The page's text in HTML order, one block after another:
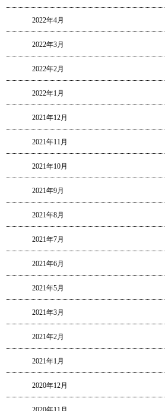
2022年4月
2022年3月
2022年2月
2022年1月
2021年12月
2021年11月
2021年10月
2021年9月
2021年8月
2021年7月
2021年6月
2021年5月
2021年3月
2021年2月
2021年1月
2020年12月